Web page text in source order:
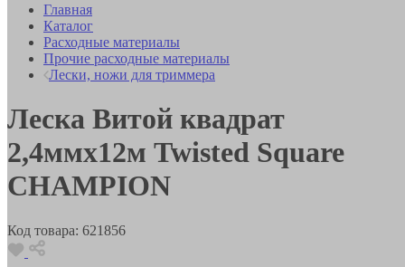
Главная
Каталог
Расходные материалы
Прочие расходные материалы
Лески, ножи для триммера
Леска Витой квадрат
2,4ммх12м Twisted Square
CHAMPION
Код товара: 621856